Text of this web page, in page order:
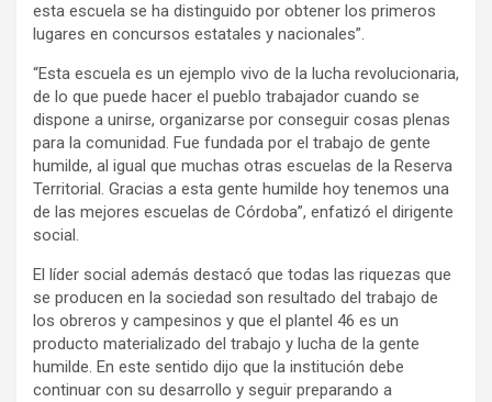
esta escuela se ha distinguido por obtener los primeros
lugares en concursos estatales y nacionales”.
“Esta escuela es un ejemplo vivo de la lucha revolucionaria,
de lo que puede hacer el pueblo trabajador cuando se
dispone a unirse, organizarse por conseguir cosas plenas
para la comunidad. Fue fundada por el trabajo de gente
humilde, al igual que muchas otras escuelas de la Reserva
Territorial. Gracias a esta gente humilde hoy tenemos una
de las mejores escuelas de Córdoba”, enfatizó el dirigente
social.
El líder social además destacó que todas las riquezas que
se producen en la sociedad son resultado del trabajo de
los obreros y campesinos y que el plantel 46 es un
producto materializado del trabajo y lucha de la gente
humilde. En este sentido dijo que la institución debe
continuar con su desarrollo y seguir preparando a